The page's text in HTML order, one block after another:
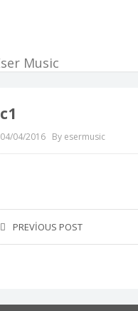
c1
04/04/2016 By esermusic
PREVIOUS POST